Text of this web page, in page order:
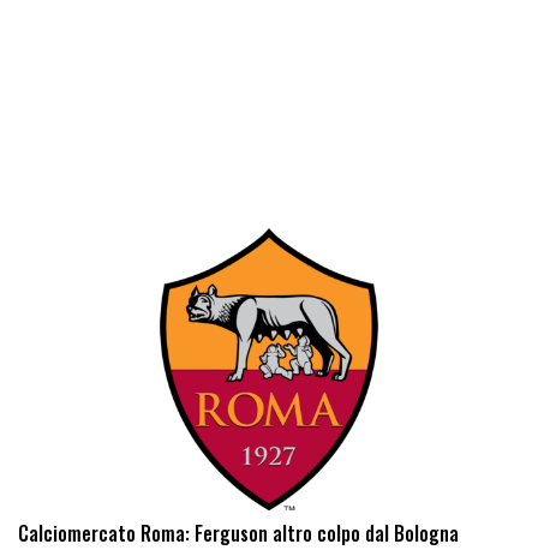
Calciomercato Roma: Ferguson altro colpo dal Bologna